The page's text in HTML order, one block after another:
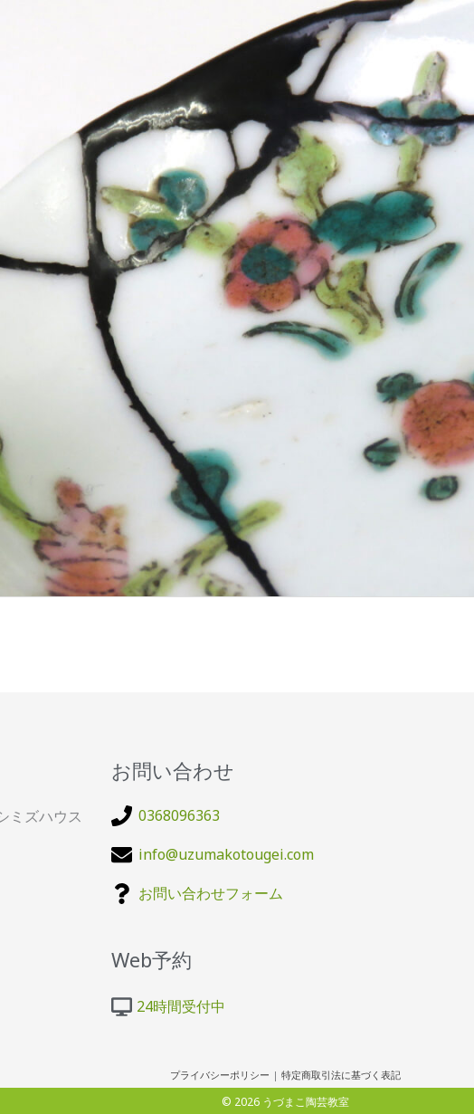
ミズハウス
お問い合わせ
0368096363
info@uzumakotougei.com
お問い合わせフォーム
Web予約
24時間受付中
プライバシーポリシー | 特定商取引法に基づく表記
© 2026 うづまこ陶芸教室